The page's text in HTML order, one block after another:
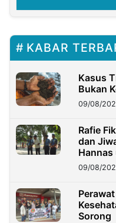
KABAR
Kasus
Bukan
09/08/
Rafie
dan
09/08/
Sorong